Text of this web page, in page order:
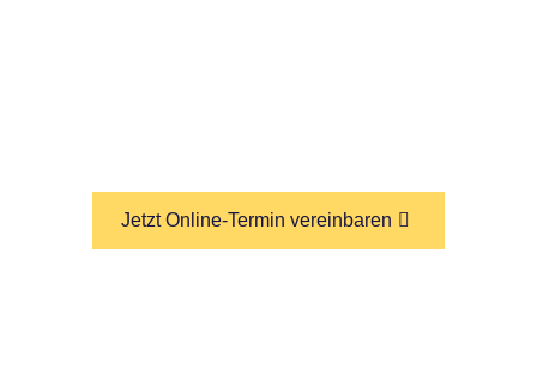
Jetzt Online-Termin vereinbaren